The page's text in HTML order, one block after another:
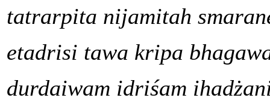
tatrarpita nijamitah
etadrisi tawa kripa
durdaiwam idriśam